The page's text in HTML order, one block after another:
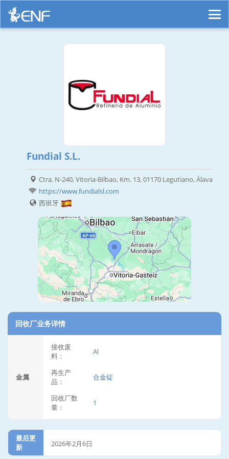
Fundial S.L.
Ctra. N-240, Vitoria-Bilbao, Km. 13, 01170 Legutiano, Álava
https://www.fundialsl.com
西班牙
回收厂业务详情
金属
接收废
料：
Al
再生产
品：
合金锭
回收厂数
量：
1
最后更
新
2026年2月6日